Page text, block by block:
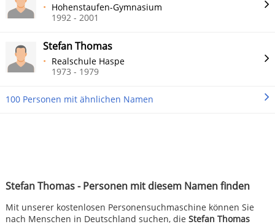
Stefan Thomas - Personen mit diesem Namen finden
Mit unserer kostenlosen Personensuchmaschine können Sie
nach Menschen in Deutschland suchen, die Stefan Thomas
Hohenstaufen-Gymnasium
1992 - 2001
Stefan Thomas
Realschule Haspe
1973 - 1979
100 Personen mit ähnlichen Namen